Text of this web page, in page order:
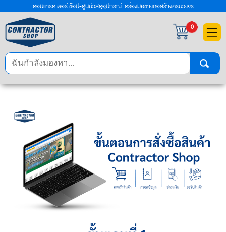
×
คอนแทรคเตอร์ ช๊อป-ศูนย์วัสดุอุปกรณ์ เครื่องมือช่างก่อสร้างครบวงจร
0